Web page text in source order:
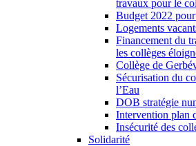
travaux pour le
Budget 2022
Logements
Financement du
les collèges
Collège de
Sécurisation du
l’Eau
DOB stratégie
Intervention plan
Insécurité des
Solidarité